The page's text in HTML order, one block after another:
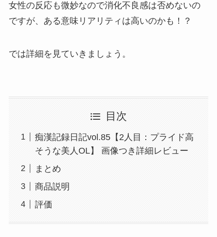
女性の反応も微妙なので消化不良感は否めないの
ですが、ある意味リアリティは高いのかも！？
では詳細を見ていきましょう。
目次
痴漢記録日記vol.85【2人目：プライド高
そうな美人OL】 画像つき詳細レビュー
まとめ
商品説明
評価